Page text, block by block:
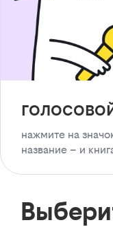
нажмите на
название – и